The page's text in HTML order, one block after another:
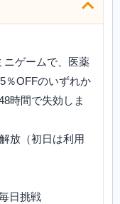
ニゲームで、医薬
％OFFのいずれか
時間で失効しま
放（初日は利用
日挑戦